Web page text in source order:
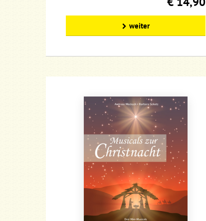
weiter